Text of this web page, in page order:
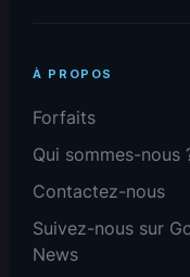
À PROPOS
Forfaits
Qui sommes-nous
Contactez-nous
Suivez-nous sur
News